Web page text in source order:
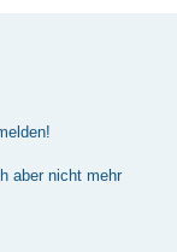
aber nicht mehr